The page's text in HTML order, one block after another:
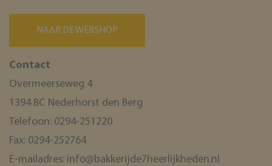
NAAR DE WEBSHOP
Contact
Overmeerseweg 4
1394 BC Nederhorst den Berg
Telefoon: 0294-251220
Fax: 0294-252764
E-mailadres: info@bakkerijde7heerlijkheden.nl